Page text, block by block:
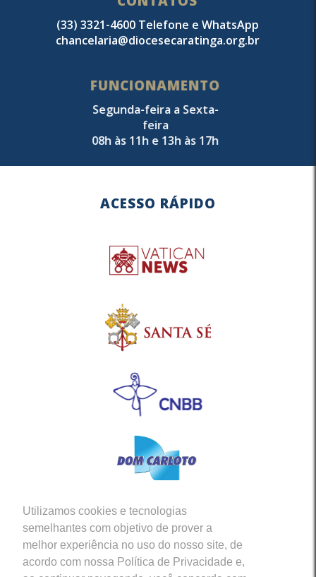
Utilizamos cookies e tecnologias
semelhantes com objetivo de prover a
melhor experiência no uso do nosso site, de
acordo com nossa Política de Privacidade e,
(33) 3321-4600 Telefone e WhatsApp
chancelaria@diocesecaratinga.org.br
FUNCIONAMENTO
Segunda-feira a Sexta-
feira
08h às 11h e 13h às 17h
ACESSO RÁPIDO
Siga-nos em nossas Redes Sociais